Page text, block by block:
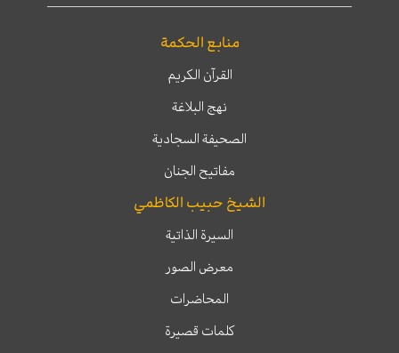
منابع الحكمة
القرآن الكريم
نهج البلاغة
الصحيفة السجادية
مفاتيح الجنان
الشيخ حبيب الكاظمي
السيرة الذاتية
معرض الصور
المحاضرات
كلمات قصيرة